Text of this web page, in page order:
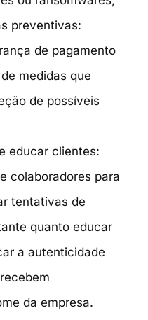
preventivas:
de pagamento
medidas que
de possíveis
educar clientes:
colaboradores para
tentativas de
quanto educar
a autenticidade
da empresa.